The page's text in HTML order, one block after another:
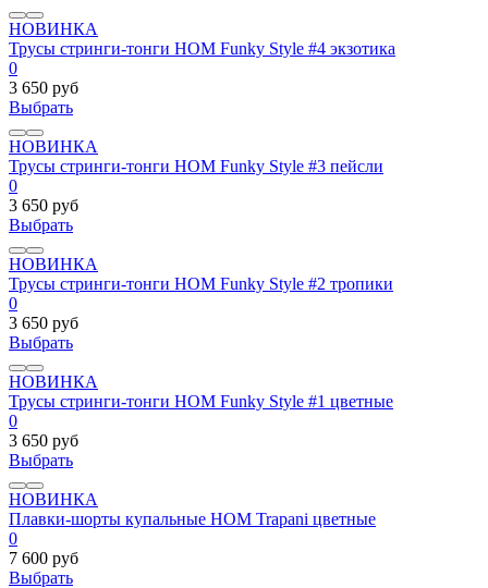
НОВИНКА
Трусы стринги-тонги HOM Funky Style #4 экзотика
0
3 650 руб
Выбрать
НОВИНКА
Трусы стринги-тонги HOM Funky Style #3 пейсли
0
3 650 руб
Выбрать
НОВИНКА
Трусы стринги-тонги HOM Funky Style #2 тропики
0
3 650 руб
Выбрать
НОВИНКА
Трусы стринги-тонги HOM Funky Style #1 цветные
0
3 650 руб
Выбрать
НОВИНКА
Плавки-шорты купальные HOM Trapani цветные
0
7 600 руб
Выбрать